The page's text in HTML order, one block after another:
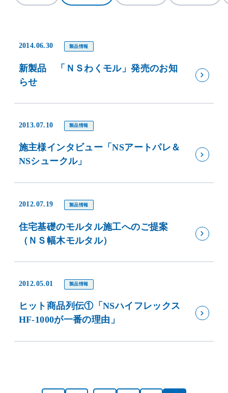
2014.06.30 製品情報
新製品 「ＮＳわくモル」発売のお知
らせ
2013.07.10 製品情報
施主様インタビュー「NSアートパレ＆
NSシュークル」
2012.07.19 製品情報
住宅基礎のモルタル施工へのご提案
（ＮＳ幅木モルタル）
2012.05.01 製品情報
ヒット商品列伝①「NSハイフレックス
HF-1000が一番の理由」